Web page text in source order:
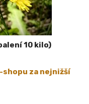
10 kilo)
za nejnižší